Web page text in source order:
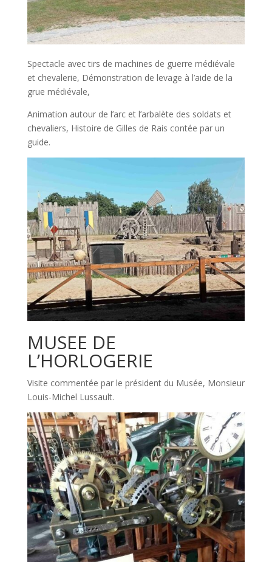
Spectacle avec tirs de machines de guerre médiévale
et chevalerie, Démonstration de levage à l’aide de la
grue médiévale,
Animation autour de l’arc et l’arbalète des soldats et
chevaliers, Histoire de Gilles de Rais contée par un
guide.
MUSEE DE
L’HORLOGERIE
Visite commentée par le président du Musée, Monsieur
Louis-Michel Lussault.